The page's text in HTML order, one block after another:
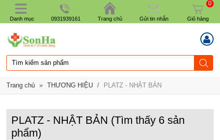
Danh mục 0931939161 Trang chủ Gửi tin nhắn
0
Giỏ hàng
Trang chủ » THƯƠNG HIỆU / PLATZ - NHẬT BẢN
PLATZ - NHẬT BẢN (Tìm thấy 6 sản
phẩm)